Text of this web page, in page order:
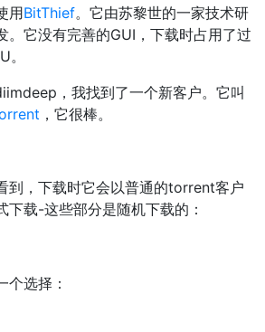
用BitThief。它由苏黎世的一家技术研
。它没有完善的GUI，下载时占用了过
。
，我找到了一个新客户。它叫
，它很棒。
到，下载时它会以普通的torrent客户
下载-这些部分是随机下载的：
个选择：